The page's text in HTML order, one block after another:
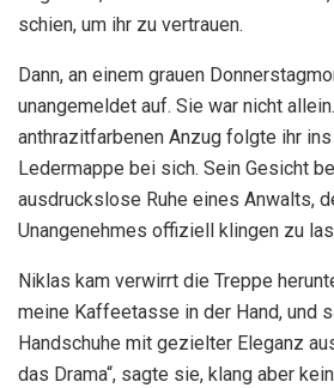
schien, um ihr zu vertrauen.
Dann, an einem grauen
unangemeldet auf. Sie war nicht
anthrazitfarbenen Anzug folgte ihr
Ledermappe bei sich. Sein Gesicht
ausdruckslose Ruhe eines Anwalts,
Unangenehmes offiziell klingen zu
Niklas kam verwirrt die Treppe
meine Kaffeetasse in der Hand, und
Handschuhe mit gezielter Eleganz
das Drama“, sagte sie, klang aber